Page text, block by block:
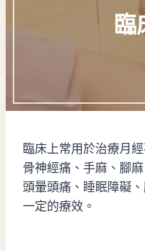
臨
臨床上常用於治療月
骨神經痛、手麻、腳
頭暈頭痛、睡眠障礙
一定的療效。